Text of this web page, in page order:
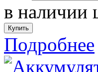
в наличии
Подробнее